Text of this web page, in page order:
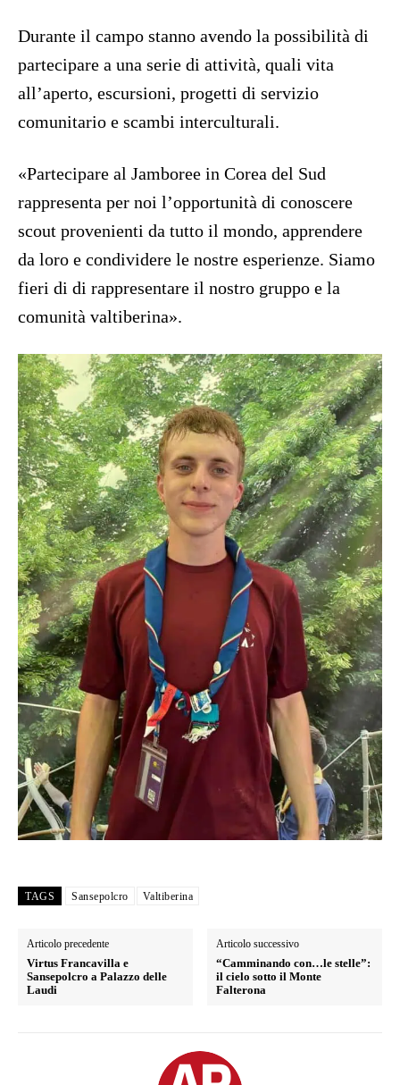
Durante il campo stanno avendo la possibilità di
partecipare a una serie di attività, quali vita
all’aperto, escursioni, progetti di servizio
comunitario e scambi interculturali.
«Partecipare al Jamboree in Corea del Sud
rappresenta per noi l’opportunità di conoscere
scout provenienti da tutto il mondo, apprendere
da loro e condividere le nostre esperienze. Siamo
fieri di di rappresentare il nostro gruppo e la
comunità valtiberina».
TAGS Sansepolcro Valtiberina
Articolo precedente
Virtus Francavilla e
Sansepolcro a Palazzo delle
Laudi
Articolo successivo
“Camminando con…le stelle”:
il cielo sotto il Monte
Falterona